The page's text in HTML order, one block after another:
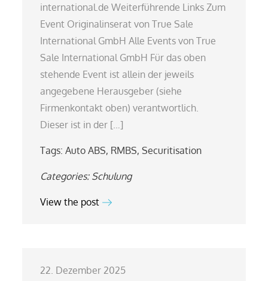
international.de Weiterführende Links Zum
Event Originalinserat von True Sale
International GmbH Alle Events von True
Sale International GmbH Für das oben
stehende Event ist allein der jeweils
angegebene Herausgeber (siehe
Firmenkontakt oben) verantwortlich.
Dieser ist in der […]
Tags:Auto ABS, RMBS,Securitisation
Categories: Schulung
View the post
22. Dezember 2025